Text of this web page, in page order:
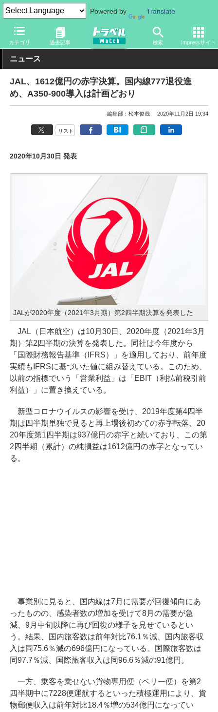
Powered by Translate
カテゴリ 過去記事 検索 Impressサイト
トラベル Watch 企業・政府・官庁 国内エアライン JAL
ニュース
JAL、1612億円の赤字決算。国内線777退役進
め、A350-900導入は計画どおり
編集部：松本俊哉 2020年11月2日 19:34
リスト
2020年10月30日 発表
JALが2020年度（2021年3月期）第2四半期決算を発表した
JAL（日本航空）は10月30日、2020年度（2021年3月
期）第2四半期の決算を発表した。同社は今年度から
「国際財務報告基準（IFRS）」を適用しており、前年度
実績もIFRSに基づいた値に組み替えている。このため、
以前の指標でいう「営業利益」は「EBIT（利払前税引前
利益）」に置き換えている。
新型コロナウイルスの影響を受け、2019年度第4四半
期は四半期単独で見ると再上場後初めての赤字転落、20
20年度第1四半期は937億円の赤字と続いており、この第
2四半期（累計）の純損益は1612億円の赤字となってい
る。
事業別に見ると、国内線は7月に需要が回復傾向にあ
ったものの、感染者数の増加を受けて8月の需要が急
減、9月中旬以降に再び回復の様子を見せているとい
う。結果、国内旅客数は前年対比76.1％減、国内旅客収
入は同75.6％減の696億円になっている。国際旅客数は
同97.7％減、国際旅客収入は同96.6％減の91億円。
一方、乗客を乗せない貨物専用便（ベリー便）を第2
四半期中に7228便運航するといった積極運用により、貨
物郵便収入は前年対比18.4％増の534億円になってい